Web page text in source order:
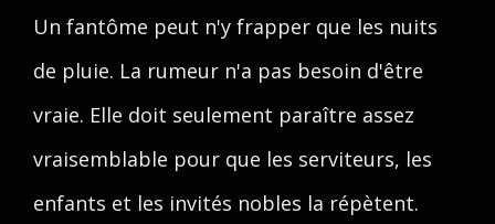
Un fantôme peut n'y frapper que les nuits
de pluie. La rumeur n'a pas besoin d'être
vraie. Elle doit seulement paraître assez
vraisemblable pour que les serviteurs, les
enfants et les invités nobles la répètent.